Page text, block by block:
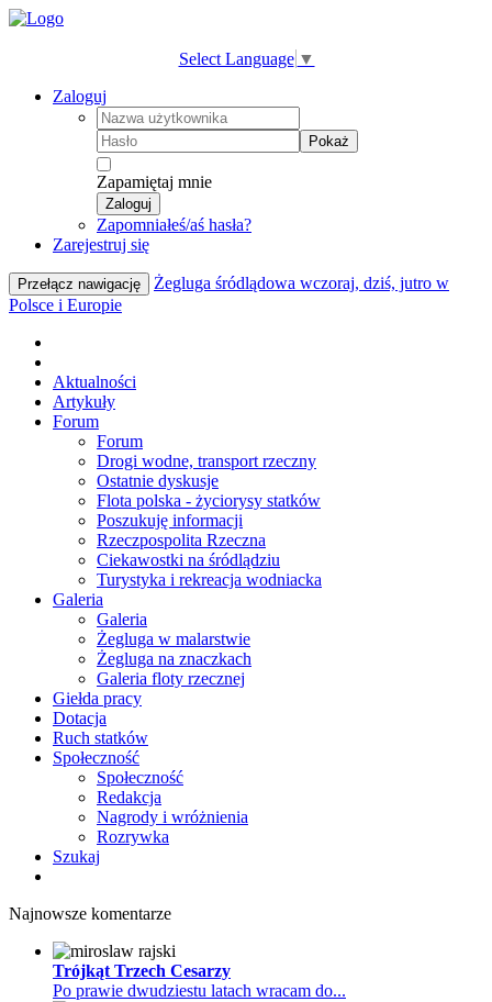
Select Language ▼
Zaloguj
Pokaż
Zapamiętaj mnie
Zaloguj
Zapomniałeś/aś hasła?
Zarejestruj się
Przełącz nawigację
Żegluga śródlądowa wczoraj, dziś, jutro w
Polsce i Europie
Aktualności
Artykuły
Forum
Forum
Drogi wodne, transport rzeczny
Ostatnie dyskusje
Flota polska - życiorysy statków
Poszukuję informacji
Rzeczpospolita Rzeczna
Ciekawostki na śródlądziu
Turystyka i rekreacja wodniacka
Galeria
Galeria
Żegluga w malarstwie
Żegluga na znaczkach
Galeria floty rzecznej
Giełda pracy
Dotacja
Ruch statków
Społeczność
Społeczność
Redakcja
Nagrody i wróżnienia
Rozrywka
Szukaj
Najnowsze komentarze
Trójkąt Trzech Cesarzy
Po prawie dwudziestu latach wracam do...